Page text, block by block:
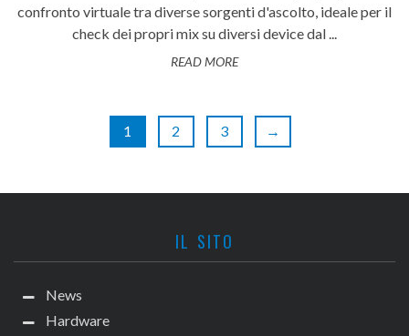
confronto virtuale tra diverse sorgenti d'ascolto, ideale per il
check dei propri mix su diversi device dal ...
READ MORE
1 2 3 →
IL SITO
News
Hardware